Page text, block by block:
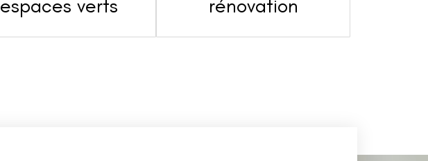
espaces verts rénovation